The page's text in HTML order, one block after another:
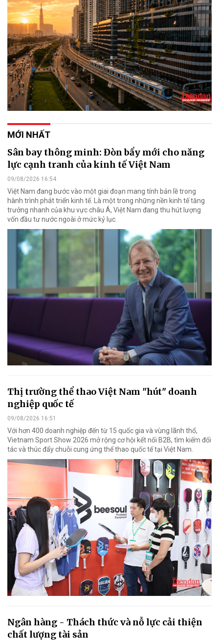
MỚI NHẤT
Sân bay thông minh: Đòn bẩy mới cho năng
lực cạnh tranh của kinh tế Việt Nam
09/08/2026 16:54
Việt Nam đang bước vào một giai đoạn mang tính bản lề trong
hành trình phát triển kinh tế. Là một trong những nền kinh tế tăng
trưởng nhanh của khu vực châu Á, Việt Nam đang thu hút lượng
vốn đầu tư nước ngoài ở mức kỷ lục.
Thị trường thể thao Việt Nam "hút" doanh
nghiệp quốc tế
09/08/2026 16:51
Với hơn 400 doanh nghiệp đến từ 15 quốc gia và vùng lãnh thổ,
Vietnam Sport Show 2026 mở rộng cơ hội kết nối B2B, tìm kiếm đối
tác và thúc đẩy chuỗi cung ứng thể thao quốc tế tại Việt Nam.
Ngân hàng - Thách thức và nỗ lực cải thiện
chất lượng tài sản